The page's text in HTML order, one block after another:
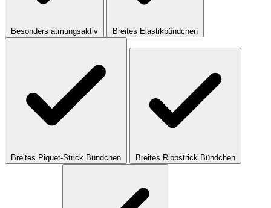
Besonders atmungsaktiv Breites Elastikbündchen
Breites Piquet-Strick Bündchen Breites Rippstrick Bündchen